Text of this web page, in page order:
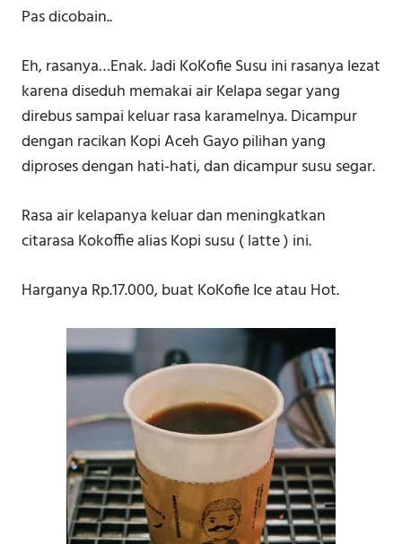
Pas dicobain..
Eh, rasanya…Enak. Jadi KoKofie Susu ini rasanya lezat
karena diseduh memakai air Kelapa segar yang
direbus sampai keluar rasa karamelnya. Dicampur
dengan racikan Kopi Aceh Gayo pilihan yang
diproses dengan hati-hati, dan dicampur susu segar.
Rasa air kelapanya keluar dan meningkatkan
citarasa Kokoffie alias Kopi susu ( latte ) ini.
Harganya Rp.17.000, buat KoKofie Ice atau Hot.